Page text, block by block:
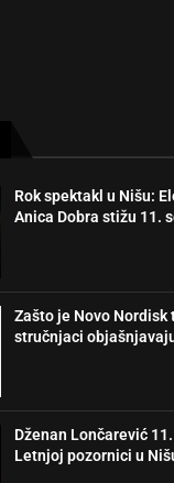
Rok spektakl u Nišu:
Anica Dobra stižu 11.
Zašto je Novo Nordisk
stručnjaci
Dženan Lončarević
Letnjoj pozornici u